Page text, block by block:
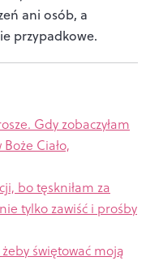
ani osób, a
przypadkowe.
Gdy zobaczyłam
Ciało,
bo tęskniłam za
tylko zawiść i prośby
świętować moją